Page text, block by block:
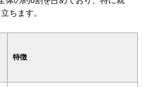
ちます。
特徴